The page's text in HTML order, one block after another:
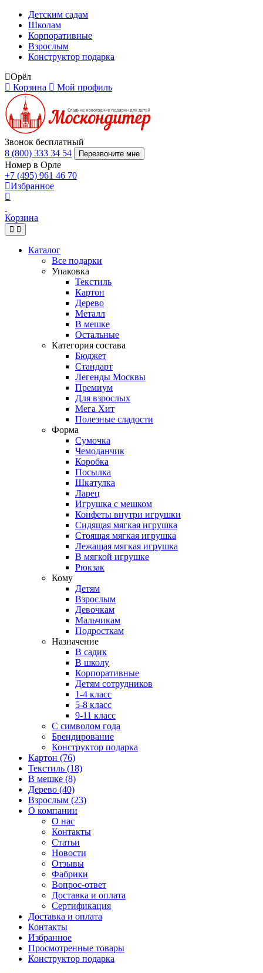
Детским садам
Школам
Корпоративные
Взрослым
Конструктор подарка
Орёл
Корзина
Мой профиль
Звонок бесплатный
8 (800) 333 34 54
Перезвоните мне
Номер в Орле
+7 (495) 961 46 70
Избранное
Корзина
Каталог
Все подарки
Упаковка
Текстиль
Картон
Дерево
Металл
В мешке
Остальные
Категория состава
Бюджет
Стандарт
Легенды Москвы
Премиум
Для взрослых
Мега Хит
Полезные сладости
Форма
Сумочка
Чемоданчик
Коробка
Посылка
Шкатулка
Ларец
Игрушка с мешком
Конфеты внутри игрушки
Сидящая мягкая игрушка
Стоящая мягкая игрушка
Лежащая мягкая игрушка
В мягкой игрушке
Рюкзак
Кому
Детям
Взрослым
Девочкам
Мальчикам
Подросткам
Назначение
В садик
В школу
Корпоративные
Детям сотрудников
1-4 класс
5-8 класс
9-11 класс
С символом года
Брендирование
Конструктор подарка
Картон (76)
Текстиль (18)
В мешке (8)
Дерево (40)
Взрослым (23)
О компании
О нас
Контакты
Статьи
Новости
Отзывы
Фабрики
Вопрос-ответ
Доставка и оплата
Сертификация
Доставка и оплата
Контакты
Избранное
Просмотренные товары
Конструктор подарка